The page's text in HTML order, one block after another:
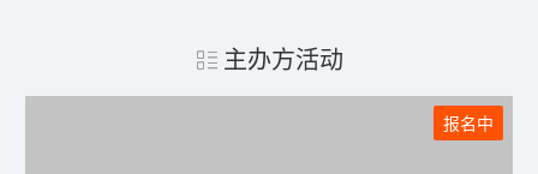
主办方活动
报名中